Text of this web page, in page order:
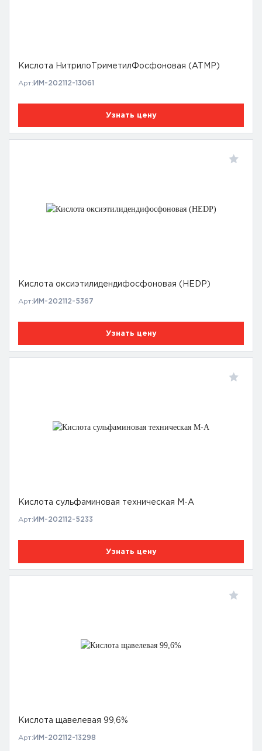
Кислота НитрилоТриметилФосфоновая (ATMP)
Арт: ИМ-202112-13061
Узнать цену
Кислота оксиэтилидендифосфоновая (HEDP)
Арт: ИМ-202112-5367
Узнать цену
Кислота сульфаминовая техническая М-А
Арт: ИМ-202112-5233
Узнать цену
Кислота щавелевая 99,6%
Арт: ИМ-202112-13298